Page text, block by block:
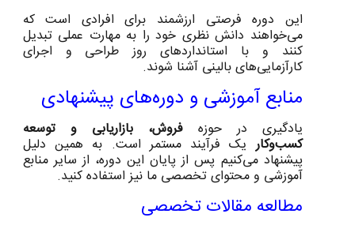
این دوره فرصتی ارزشمند برای افرادی است که
می‌خواهند دانش نظری خود را به مهارت عملی تبدیل
کنند و با استانداردهای روز طراحی و اجرای
کارآزمایی‌های بالینی آشنا شوند.
منابع آموزشی و دوره‌های پیشنهادی
یادگیری در حوزهفروش، بازاریابی و توسعه
کسب‌وکاریک فرآیند مستمر است. به همین دلیل
پیشنهاد می‌کنیم پس از پایان این دوره، از سایر منابع
آموزشی و محتوای تخصصی ما نیز استفاده کنید.
مطالعه مقالات تخصصی